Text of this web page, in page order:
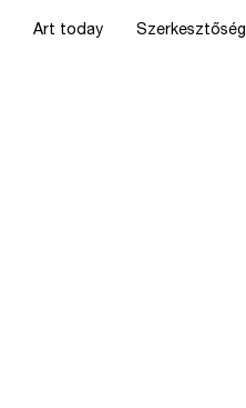
Art today Szerkesztőség